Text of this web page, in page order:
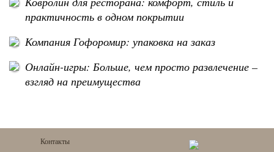
практичность в одном покрытии
Компания Гофоромир: упаковка на заказ
Онлайн-игры: Больше, чем просто развлечение –
взгляд на преимущества
Контакты